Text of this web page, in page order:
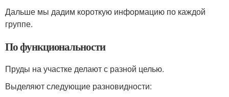
Дальше мы дадим короткую информацию по каждой
группе.
По функциональности
Пруды на участке делают с разной целью.
Выделяют следующие разновидности: